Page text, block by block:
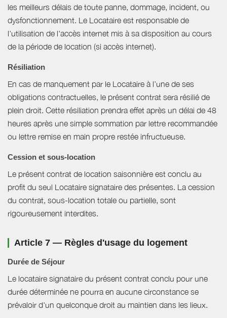
les meilleurs délais de toute panne, dommage, incident, ou
dysfonctionnement. Le Locataire est responsable de
l'utilisation de l'accès internet mis à sa disposition au cours
de la période de location (si accès internet).
Résiliation
En cas de manquement par le Locataire à l’une de ses
obligations contractuelles, le présent contrat sera résilié de
plein droit. Cette résiliation prendra effet après un délai de 48
heures après une simple sommation par lettre recommandée
ou lettre remise en main propre restée infructueuse.
Cession et sous-location
Le présent contrat de location saisonnière est conclu au
profit du seul Locataire signataire des présentes. La cession
du contrat, sous-location totale ou partielle, sont
rigoureusement interdites.
Article 7 — Règles d'usage du logement
Durée de Séjour
Le locataire signataire du présent contrat conclu pour une
durée déterminée ne pourra en aucune circonstance se
prévaloir d'un quelconque droit au maintien dans les lieux.